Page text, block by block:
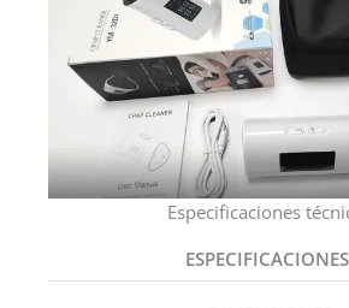
Especificaciones
ESPECIFICACIONES